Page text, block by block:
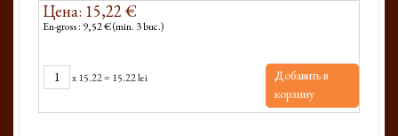
Цена: 15,22 €
En-gross : 9,52 € (min. 3 buc.)
x15.22= 15.22 lei
Добавить в
корзину